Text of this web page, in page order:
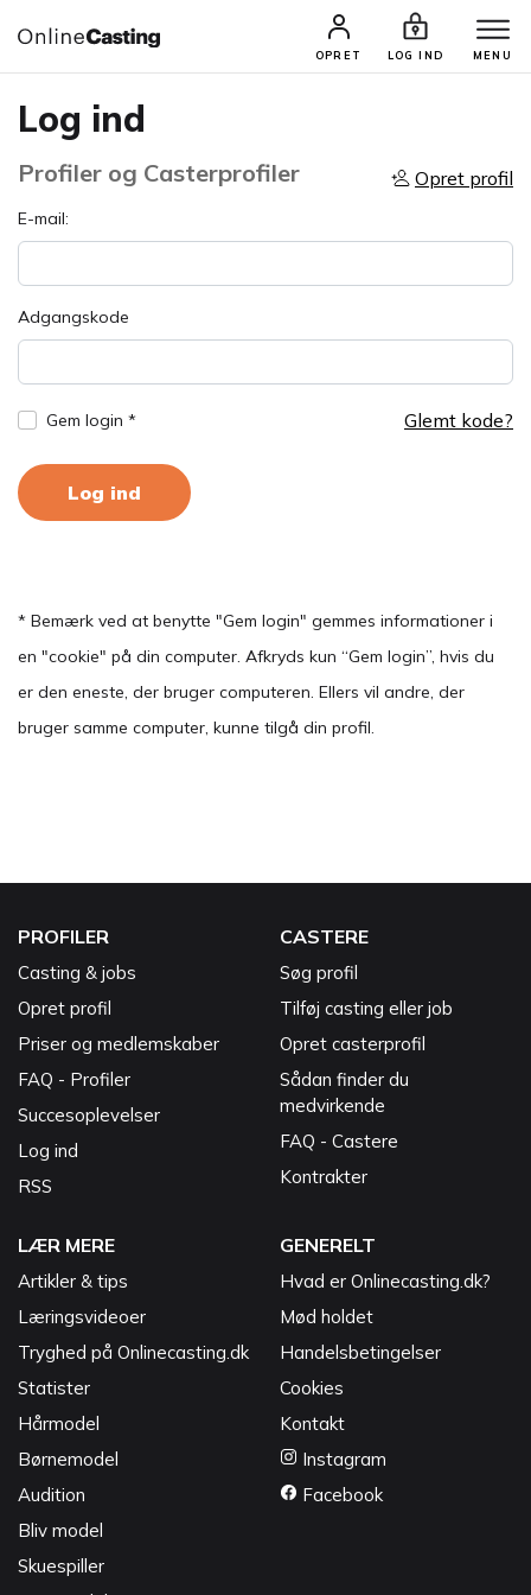
OPRET LOG IND MENU
Log ind
Profiler og Casterprofiler Opret profil
E-mail:
Adgangskode
Gem login * Glemt kode?
Log ind
* Bemærk ved at benytte "Gem login" gemmes informationer i
en "cookie" på din computer. Afkryds kun “Gem login”, hvis du
er den eneste, der bruger computeren. Ellers vil andre, der
bruger samme computer, kunne tilgå din profil.
PROFILER
Casting & jobs
Opret profil
Priser og medlemskaber
FAQ - Profiler
Succesoplevelser
Log ind
RSS
CASTERE
Søg profil
Tilføj casting eller job
Opret casterprofil
Sådan finder du
medvirkende
FAQ - Castere
Kontrakter
LÆR MERE
Artikler & tips
Læringsvideoer
Tryghed på Onlinecasting.dk
Statister
Hårmodel
Børnemodel
Audition
Bliv model
Skuespiller
GENERELT
Hvad er Onlinecasting.dk?
Mød holdet
Handelsbetingelser
Cookies
Kontakt
Instagram
Facebook